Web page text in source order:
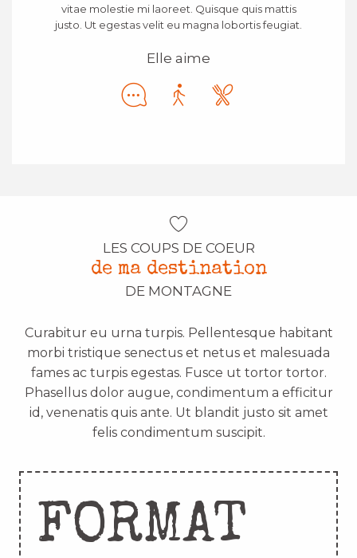
vitae molestie mi laoreet. Quisque quis mattis
justo. Ut egestas velit eu magna lobortis feugiat.
Elle aime
LES COUPS DE COEUR
de ma destination
DE MONTAGNE
Curabitur eu urna turpis. Pellentesque habitant
morbi tristique senectus et netus et malesuada
fames ac turpis egestas. Fusce ut tortor tortor.
Phasellus dolor augue, condimentum a efficitur
id, venenatis quis ante. Ut blandit justo sit amet
felis condimentum suscipit.
FORMAT